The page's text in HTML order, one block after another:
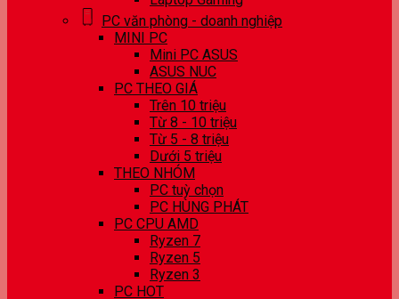
PC văn phòng - doanh nghiệp
MINI PC
Mini PC ASUS
ASUS NUC
PC THEO GIÁ
Trên 10 triệu
Từ 8 - 10 triệu
Từ 5 - 8 triệu
Dưới 5 triệu
THEO NHÓM
PC tuỳ chọn
PC HÙNG PHÁT
PC CPU AMD
Ryzen 7
Ryzen 5
Ryzen 3
PC HOT